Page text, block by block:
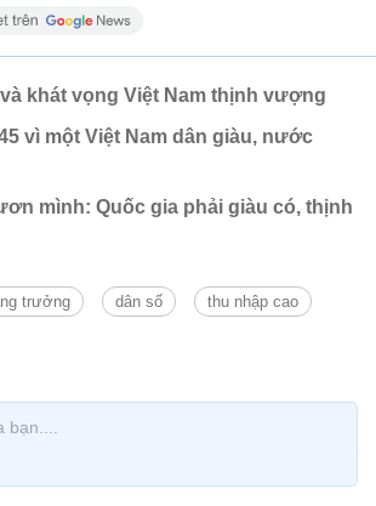
khát vọng Việt Nam thịnh vượng
vì một Việt Nam dân giàu, nước
mình: Quốc gia phải giàu có, thịnh
trưởng dân số thu nhập cao